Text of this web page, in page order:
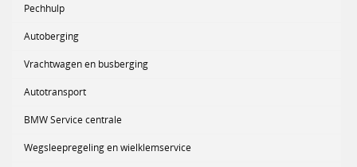
Pechhulp
Autoberging
Vrachtwagen en busberging
Autotransport
BMW Service centrale
Wegsleepregeling en wielklemservice